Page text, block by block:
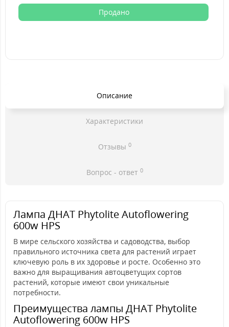
Продано
Описание
Характеристики
Отзывы 0
Вопрос - ответ 0
Лампа ДНАТ Phytolite Autoflowering
600w HPS
В мире сельского хозяйства и садоводства, выбор
правильного источника света для растений играет
ключевую роль в их здоровье и росте. Особенно это
важно для выращивания автоцветущих сортов
растений, которые имеют свои уникальные
потребности.
Преимущества лампы ДНАТ Phytolite
Autoflowering 600w HPS